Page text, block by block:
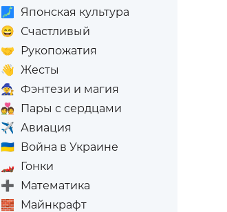
🗾
Японская культура
😄 Счастливый
🤝 Рукопожатия
👋 Жесты
🧙 Фэнтези и магия
💑 Пары с сердцами
✈️ Авиация
🇺🇦 Война в Украине
🏎️ Гонки
➕ Математика
🧱 Майнкрафт